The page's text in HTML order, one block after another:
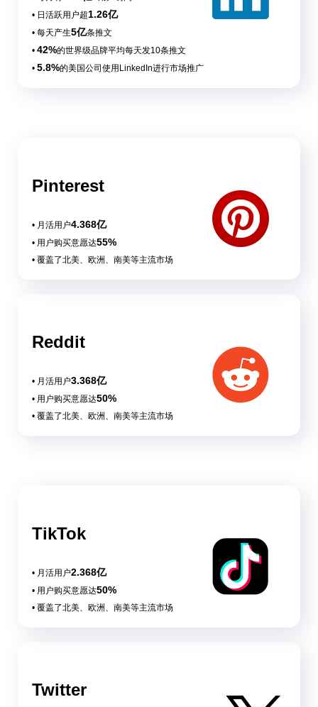
• 日活跃用户超1.26亿
• 每天产生5亿条推文
•42%的世界级品牌平均每天发10条推文
•5.8%的美国公司使用LinkedIn进行市场推广
Pinterest
• 月活用户4.368亿
• 用户购买意愿达55%
• 覆盖了北美、欧洲、南美等主流市场
Reddit
• 月活用户3.368亿
• 用户购买意愿达50%
• 覆盖了北美、欧洲、南美等主流市场
TikTok
• 月活用户2.368亿
• 用户购买意愿达50%
• 覆盖了北美、欧洲、南美等主流市场
Twitter